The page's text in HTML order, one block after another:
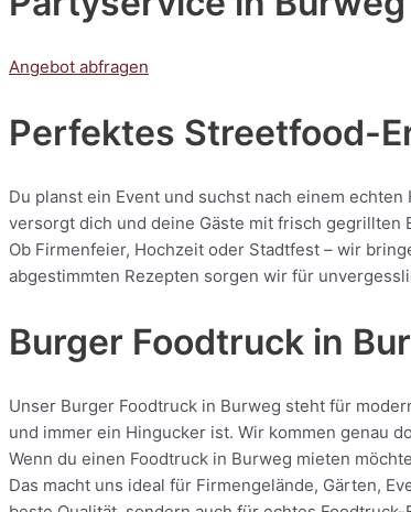
Angebot abfragen
Perfektes Streetfood-
Du planst ein Event und suchst nach einem
versorgt dich und deine Gäste mit frisch gegrillten
Ob Firmenfeier, Hochzeit oder Stadtfest – wir
abgestimmten Rezepten sorgen wir für
Burger Foodtruck in
Unser Burger Foodtruck in Burweg steht für
und immer ein Hingucker ist. Wir kommen genau
Wenn du einen Foodtruck in Burweg mieten
Das macht uns ideal für Firmengelände, Gärten,